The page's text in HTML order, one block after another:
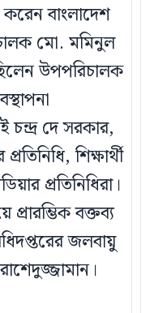
বাংলাদেশ
মো. মমিনুল
উপপরিচালক
চন্দ্র দে সরকার,
শিক্ষার্থী
প্রতিনিধিরা।
প্রারম্ভিক বক্তব্য
জলবায়ু